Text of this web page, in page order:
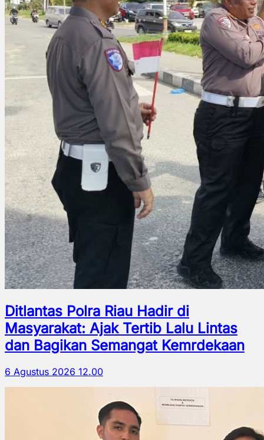
Ditlantas Polra Riau Hadir di
Masyarakat: Ajak Tertib Lalu Lintas
dan Bagikan Semangat Kemrdekaan
6 Agustus 2026 12.00